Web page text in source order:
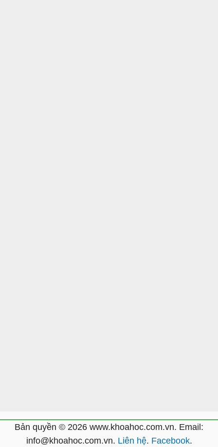
Bản quyền © 2026 www.khoahoc.com.vn. Email:
info@khoahoc.com.vn. Liên hệ. Facebook.